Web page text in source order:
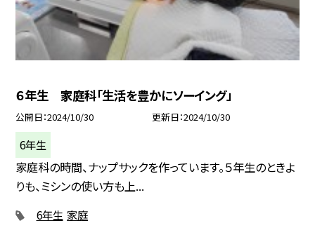
６年生 家庭科「生活を豊かにソーイング」
公開日 2024/10/30 更新日 2024/10/30
6年生
家庭科の時間、ナップサックを作っています。５年生のときよ
りも、ミシンの使い方も上...
6年生 家庭